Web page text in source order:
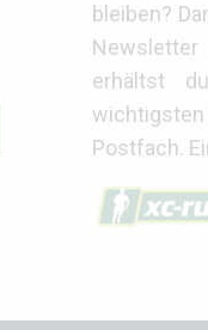
bleiben?
erhältst
wichtigsten
Postfach.